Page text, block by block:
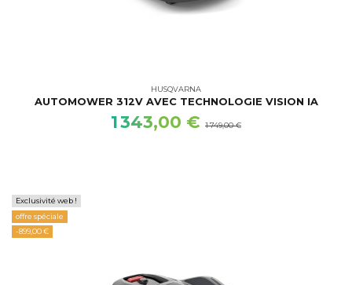
HUSQVARNA
AUTOMOWER 312V AVEC TECHNOLOGIE VISION IA
1 343,00 € 1 749,00 €
Exclusivité web !
offre spéciale
-899,00 €